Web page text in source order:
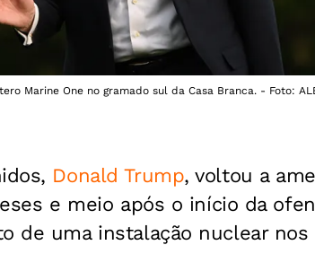
Marine One no gramado sul da Casa Branca. - Foto:
Donald Trump, voltou a
e meio após o início da
de uma instalação nuclear nos